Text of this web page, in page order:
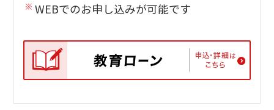
WEBでのお申し込みが可能です